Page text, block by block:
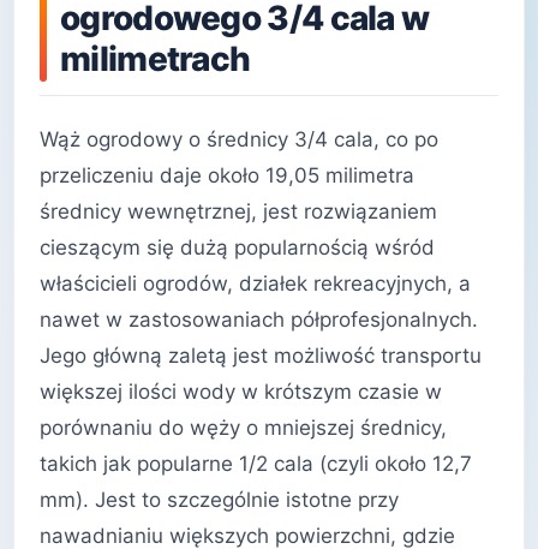
ogrodowego 3/4 cala w
milimetrach
Wąż ogrodowy o średnicy 3/4 cala, co po
przeliczeniu daje około 19,05 milimetra
średnicy wewnętrznej, jest rozwiązaniem
cieszącym się dużą popularnością wśród
właścicieli ogrodów, działek rekreacyjnych, a
nawet w zastosowaniach półprofesjonalnych.
Jego główną zaletą jest możliwość transportu
większej ilości wody w krótszym czasie w
porównaniu do węży o mniejszej średnicy,
takich jak popularne 1/2 cala (czyli około 12,7
mm). Jest to szczególnie istotne przy
nawadnianiu większych powierzchni, gdzie